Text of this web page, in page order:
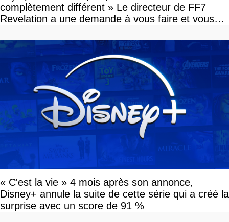
complètement différent » Le directeur de FF7
Revelation a une demande à vous faire et vous
« C'est la vie » 4 mois après son annonce,
Disney+ annule la suite de cette série qui a créé la
surprise avec un score de 91 %